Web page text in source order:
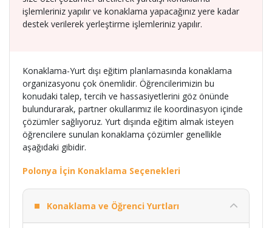
işlemleriniz yapılır ve konaklama yapacağınız yere kadar
destek verilerek yerleştirme işlemleriniz yapılır.
Konaklama-Yurt dışı eğitim planlamasında konaklama
organizasyonu çok önemlidir. Öğrencilerimizin bu
konudaki talep, tercih ve hassasiyetlerini göz önünde
bulundurarak, partner okullarımız ile koordinasyon içinde
çözümler sağlıyoruz. Yurt dışında eğitim almak isteyen
öğrencilere sunulan konaklama çözümler genellikle
aşağıdaki gibidir.
Polonya İçin Konaklama Seçenekleri
Konaklama ve Öğrenci Yurtları